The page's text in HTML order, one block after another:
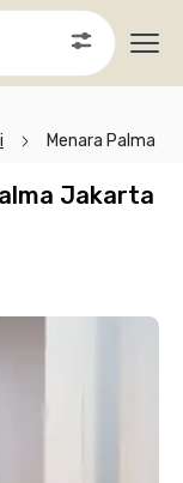
Menara Palma
Jakarta